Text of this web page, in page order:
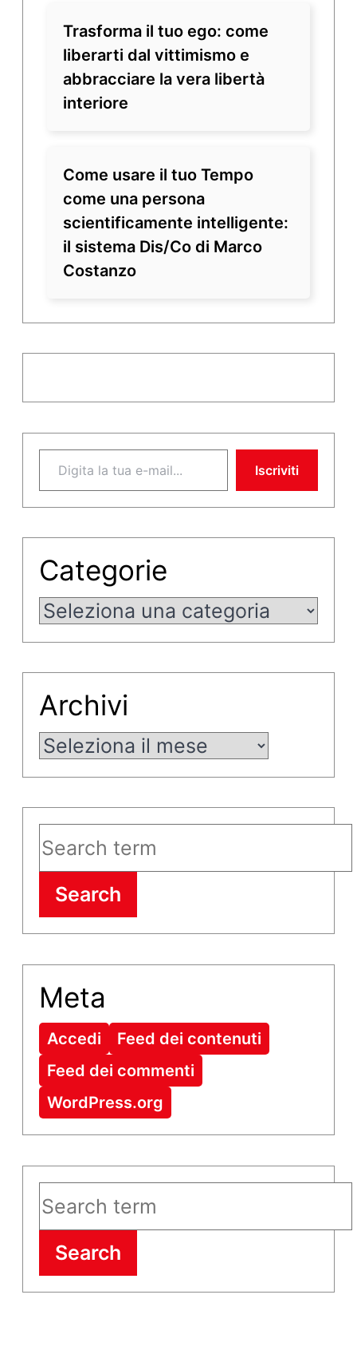
Trasforma il tuo ego: come
liberarti dal vittimismo e
abbracciare la vera libertà
interiore
Come usare il tuo Tempo
come una persona
scientificamente intelligente:
il sistema Dis/Co di Marco
Costanzo
Digita la tua e-mail...
Iscriviti
Categorie
Categorie
Archivi
Archivi
Search
Meta
Accedi
Feed dei contenuti
Feed dei commenti
WordPress.org
Search